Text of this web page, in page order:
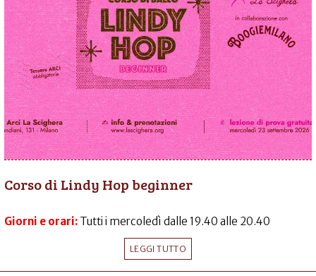
Corso di Lindy Hop beginner
Giorni e orari: Tutti i mercoledì dalle 19.40 alle 20.40
LEGGI TUTTO